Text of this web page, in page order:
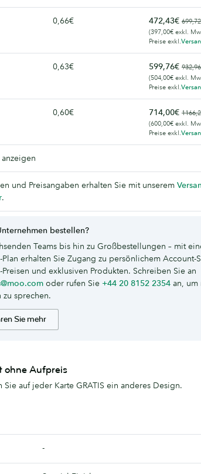
0,66€ 472,43€
(397,00€ exkl.
Preise exkl.
0,63€ 599,76€
(504,00€ exkl.
Preise exkl.
0,60€ 714,00€
(600,00€ exkl.
Preise exkl.
und Preisangaben erhalten Sie mit unserem
.
bestellen?
Teams bis hin zu Großbestellungen – mit
Plan erhalten Sie Zugang zu persönlichem Account-
Preisen und exklusiven Produkten. Schreiben Sie an
oder rufen Sie +44 20 8152 2354 an, um
zu sprechen.
Sie mehr
ohne Aufpreis
Sie auf jeder Karte GRATIS ein anderes Design.
-